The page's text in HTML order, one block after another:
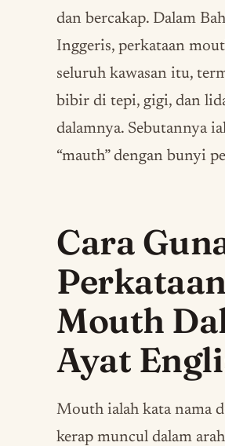
dan bercakap. Dalam
Inggeris, perkataan
seluruh kawasan itu,
bibir di tepi, gigi, dan
dalamnya. Sebutannya
“mauth” dengan bunyi
Cara
Perkataan
Mouth
Ayat
Mouth ialah kata nama
kerap muncul dalam